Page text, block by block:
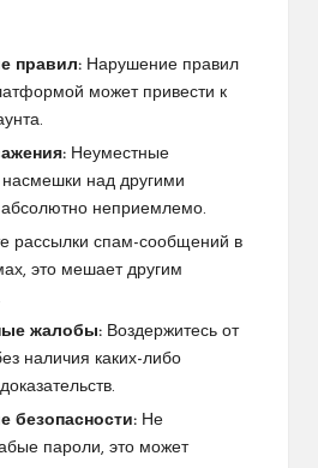
правил: Нарушение правил
может привести к
Неуместные
над другими
абсолютно неприемлемо.
рассылки спам-сообщений в
это мешает другим
жалобы: Воздержитесь от
наличия каких-либо
безопасности: Не
пароли, это может